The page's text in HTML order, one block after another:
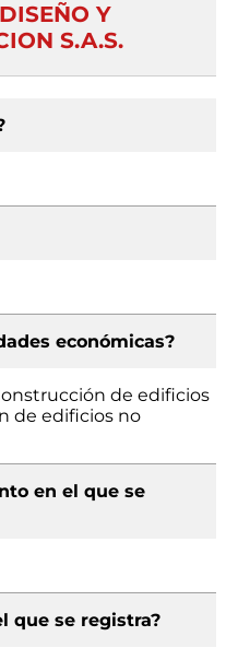
Y
S.A.S.
económicas?
de edificios
de edificios no
en el que se
que se registra?